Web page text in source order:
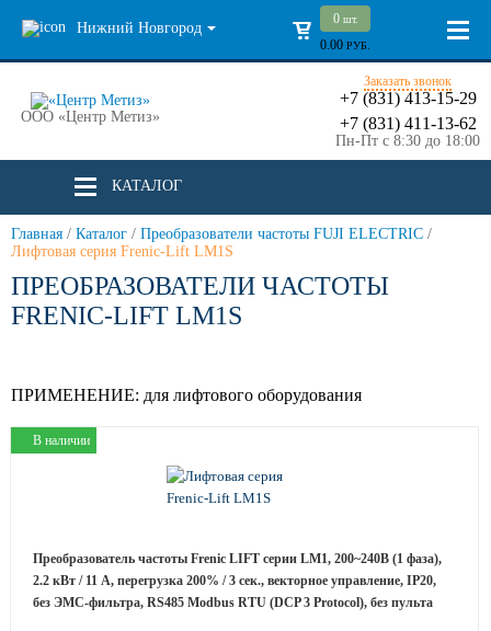
Нижний Новгород
0 шт.
0.00 РУБ.
ООО «Центр Метиз»
Заказать звонок
+7 (831) 413-15-29
+7 (831) 411-13-62
Пн-Пт с 8:30 до 18:00
КАТАЛОГ
Главная / Каталог / Преобразователи частоты FUJI ELECTRIC /
Лифтовая серия Frenic-Lift LM1S
ПРЕОБРАЗОВАТЕЛИ ЧАСТОТЫ
FRENIC-LIFT LM1S
ПРИМЕНЕНИЕ: для лифтового оборудования
В наличии
Преобразователь частоты Frenic LIFT серии LM1, 200~240B (1 фаза),
2.2 кВт / 11 A, перегрузка 200% / 3 сек., векторное управление, IP20,
без ЭМС-фильтра, RS485 Modbus RTU (DCP 3 Protocol), без пульта